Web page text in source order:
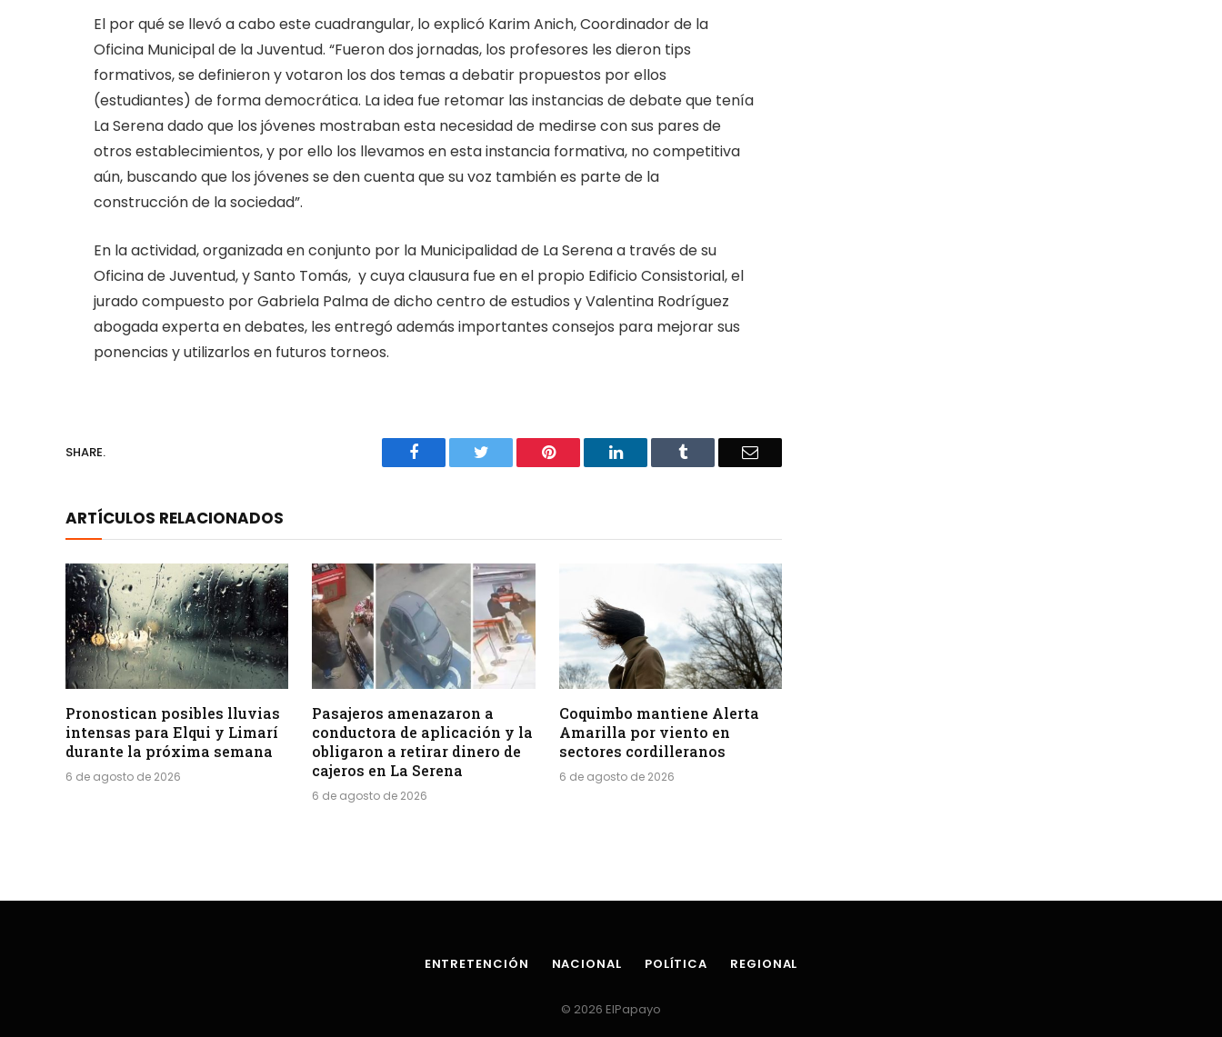
El por qué se llevó a cabo este cuadrangular, lo explicó Karim Anich, Coordinador de la
Oficina Municipal de la Juventud. “Fueron dos jornadas, los profesores les dieron tips
formativos, se definieron y votaron los dos temas a debatir propuestos por ellos
(estudiantes) de forma democrática. La idea fue retomar las instancias de debate que tenía
La Serena dado que los jóvenes mostraban esta necesidad de medirse con sus pares de
otros establecimientos, y por ello los llevamos en esta instancia formativa, no competitiva
aún, buscando que los jóvenes se den cuenta que su voz también es parte de la
construcción de la sociedad”.
En la actividad, organizada en conjunto por la Municipalidad de La Serena a través de su
Oficina de Juventud, y Santo Tomás, y cuya clausura fue en el propio Edificio Consistorial, el
jurado compuesto por Gabriela Palma de dicho centro de estudios y Valentina Rodríguez
abogada experta en debates, les entregó además importantes consejos para mejorar sus
ponencias y utilizarlos en futuros torneos.
SHARE. Facebook Twitter Pinterest LinkedIn Tumblr Email
ARTÍCULOS RELACIONADOS
Pronostican posibles lluvias
intensas para Elqui y Limarí
durante la próxima semana
6 de agosto de 2026
Pasajeros amenazaron a
conductora de aplicación y la
obligaron a retirar dinero de
cajeros en La Serena
6 de agosto de 2026
Coquimbo mantiene Alerta
Amarilla por viento en
sectores cordilleranos
6 de agosto de 2026
ENTRETENCIÓN NACIONAL POLÍTICA REGIONAL
© 2026 ElPapayo